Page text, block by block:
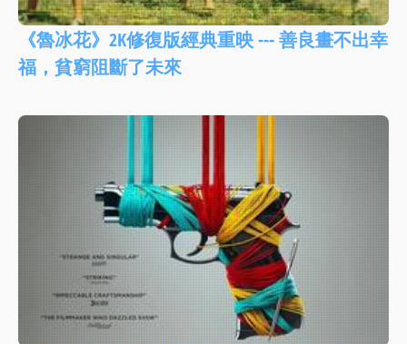
《魯冰花》2K修復版經典重映 --- 善良畫不出幸
福，貧窮阻斷了未來